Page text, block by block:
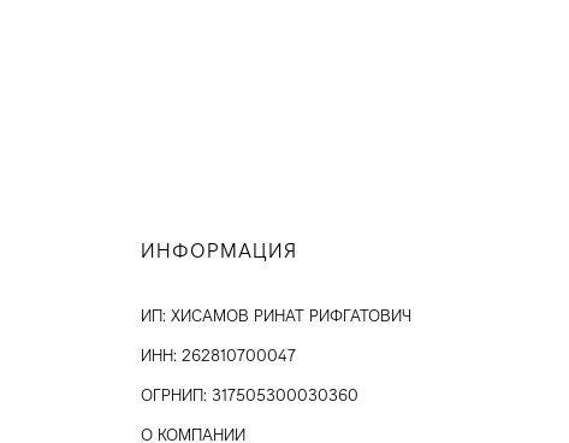
ИНФОРМАЦИЯ
ИП: ХИСАМОВ РИНАТ РИФГАТОВИЧ
ИНН: 262810700047
ОГРНИП: 317505300030360
О КОМПАНИИ